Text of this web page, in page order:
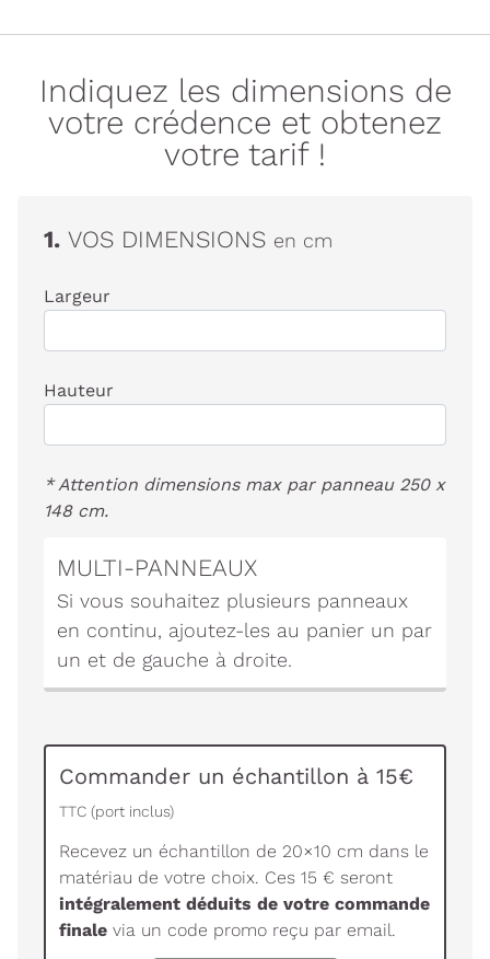
Indiquez les dimensions de
votre crédence et obtenez
votre tarif !
1. VOS DIMENSIONS en cm
Largeur
Hauteur
* Attention dimensions max par panneau 250 x
148 cm.
MULTI-PANNEAUX
Si vous souhaitez plusieurs panneaux
en continu, ajoutez-les au panier un par
un et de gauche à droite.
Commander un échantillon à 15€
TTC (port inclus)
Recevez un échantillon de 20×10 cm dans le
matériau de votre choix. Ces 15 € seront
intégralement déduits de votre commande
finale via un code promo reçu par email.